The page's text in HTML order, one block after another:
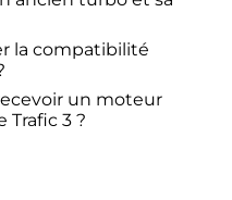
la compatibilité
un moteur
3 ?